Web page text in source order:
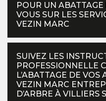
POUR UN
VOUS SUR LES
VEZIN MARC
SUIVEZ LES
PROFESSIONNELLE
L’ABATTAGE DE VOS
VEZIN MARC
D’ARBRE À VILLIERS